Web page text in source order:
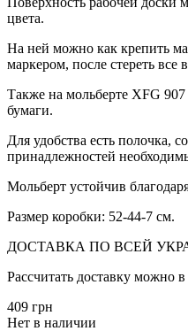
цвета.
На ней можно как крепить
маркером, после стереть все
Также на мольберте XFG
бумаги.
Для удобства есть полочка,
принадлежностей
Мольберт устойчив
Размер коробки: 52-44-7 см.
ДОСТАВКА ПО ВСЕЙ
Рассчитать доставку можно в
409 грн
Нет в наличии